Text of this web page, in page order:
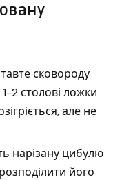
сковороду
2 столові ложки
але не
нарізану цибулю
його